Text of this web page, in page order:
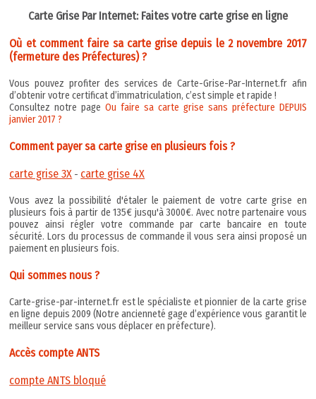
Carte Grise Par Internet: Faites votre carte grise en ligne
Où et comment faire sa carte grise depuis le 2 novembre 2017
(fermeture des Préfectures) ?
Vous pouvez profiter des services de Carte-Grise-Par-Internet.fr afin
d’obtenir votre certificat d’immatriculation, c’est simple et rapide !
Consultez notre pageOu faire sa carte grise sans préfecture DEPUIS
janvier 2017 ?
Comment payer sa carte grise en plusieurs fois ?
carte grise 3X - carte grise 4X
Vous avez la possibilité d'étaler le paiement de votre carte grise en
plusieurs fois à partir de 135€ jusqu'à 3000€. Avec notre partenaire vous
pouvez ainsi régler votre commande par carte bancaire en toute
sécurité. Lors du processus de commande il vous sera ainsi proposé un
paiement en plusieurs fois.
Qui sommes nous ?
Carte-grise-par-internet.fr est le spécialiste et pionnier de la carte grise
en ligne depuis 2009 (Notre ancienneté gage d’expérience vous garantit le
meilleur service sans vous déplacer en préfecture).
Accès compte ANTS
compte ANTS bloqué